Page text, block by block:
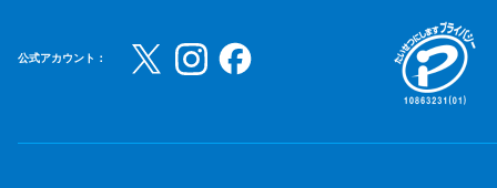
公式アカウント：